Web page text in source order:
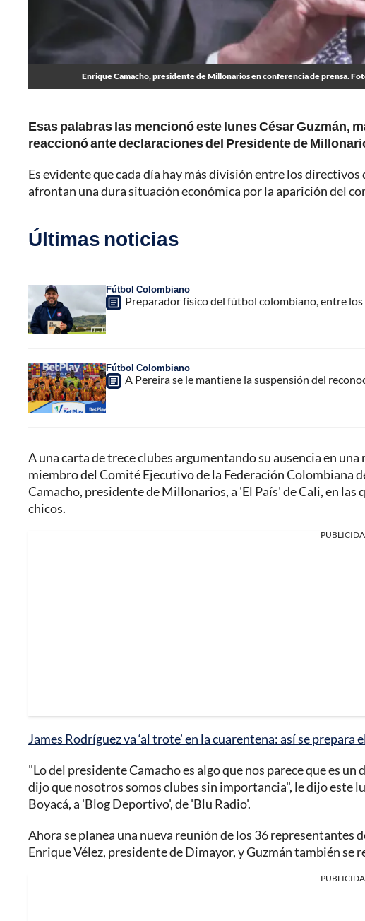
Enrique Camacho, presidente de Millonarios en conferencia de prensa.
Esas palabras las mencionó este lunes César Guzmán,
reaccionó ante declaraciones del Presidente de
Es evidente que cada día hay más división entre los
afrontan una dura situación económica por la aparición del
Últimas noticias
Fútbol Colombiano
Preparador físico del fútbol colombiano, entre
Fútbol Colombiano
A Pereira se le mantiene la suspensión del
A una carta de trece clubes argumentando su ausencia en
miembro del Comité Ejecutivo de la Federación Colombiana
Camacho, presidente de Millonarios, a 'El País' de Cali, en las
chicos.
James Rodríguez va ‘al trote’ en la cuarentena: así se prepara
"Lo del presidente Camacho es algo que nos parece que es
dijo que nosotros somos clubes sin importancia", le dijo este
Boyacá, a 'Blog Deportivo', de 'Blu Radio'.
Ahora se planea una nueva reunión de los 36 representantes
Enrique Vélez, presidente de Dimayor, y Guzmán también se